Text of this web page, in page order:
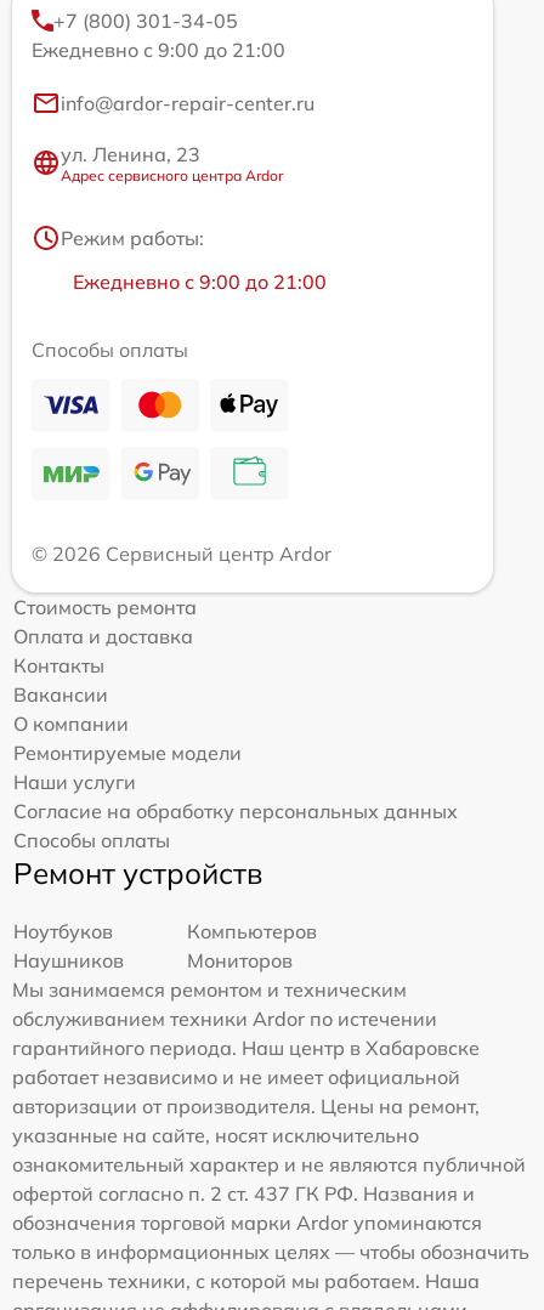
+7 (800) 301-34-05
Ежедневно с 9:00 до 21:00
info@ardor-repair-center.ru
ул. Ленина, 23
Адрес сервисного центра Ardor
Режим работы:
Ежедневно с 9:00 до 21:00
Способы оплаты
© 2026 Сервисный центр Ardor
Стоимость ремонта
Оплата и доставка
Контакты
Вакансии
О компании
Ремонтируемые модели
Наши услуги
Согласие на обработку персональных данных
Способы оплаты
Ремонт устройств
Ноутбуков
Компьютеров
Наушников
Мониторов
Мы занимаемся ремонтом и техническим
обслуживанием техники Ardor по истечении
гарантийного периода. Наш центр в Хабаровске
работает независимо и не имеет официальной
авторизации от производителя. Цены на ремонт,
указанные на сайте, носят исключительно
ознакомительный характер и не являются публичной
офертой согласно п. 2 ст. 437 ГК РФ. Названия и
обозначения торговой марки Ardor упоминаются
только в информационных целях — чтобы обозначить
перечень техники, с которой мы работаем. Наша